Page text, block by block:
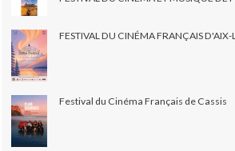
FESTIVAL DU CINÉMA FRANÇAIS D'AIX-
Festival du Cinéma Français de Cassis